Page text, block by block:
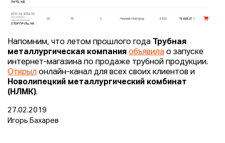
Напомним, что летом прошлого года
Трубная
металлургическая компания объявила о запуске
интернет-магазина по продаже трубной продукции.
Открыл онлайн-канал для всех своих клиентов и
Новолипецкий металлургический комбинат
(НЛМК).
27.02.2019
Игорь Бахарев